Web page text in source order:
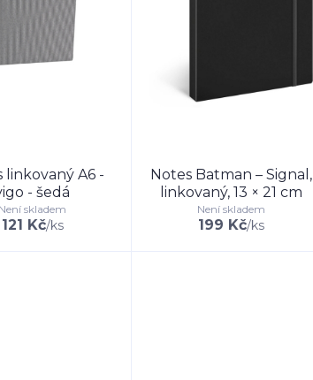
linkovaný A6 -
- šedá
121 Kč/ks
Není skladem
Notes Batman – Signal,
linkovaný, 13 × 21 cm
199 Kč/ks
Není skladem